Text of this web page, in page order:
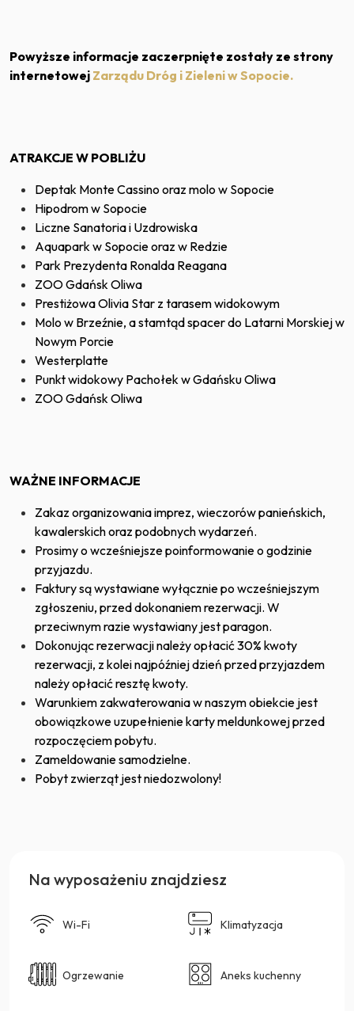
Powyższe informacje zaczerpnięte zostały ze strony
internetowej Zarządu Dróg i Zieleni w Sopocie.
ATRAKCJE W POBLIŻU
Deptak Monte Cassino oraz molo w Sopocie
Hipodrom w Sopocie
Liczne Sanatoria i Uzdrowiska
Aquapark w Sopocie oraz w Redzie
Park Prezydenta Ronalda Reagana
ZOO Gdańsk Oliwa
Prestiżowa Olivia Star z tarasem widokowym
Molo w Brzeźnie, a stamtąd spacer do Latarni Morskiej w
Nowym Porcie
Westerplatte
Punkt widokowy Pachołek w Gdańsku Oliwa
ZOO Gdańsk Oliwa
WAŻNE INFORMACJE
Zakaz organizowania imprez, wieczorów panieńskich,
kawalerskich oraz podobnych wydarzeń.
Prosimy o wcześniejsze poinformowanie o godzinie
przyjazdu.
Faktury są wystawiane wyłącznie po wcześniejszym
zgłoszeniu, przed dokonaniem rezerwacji. W
przeciwnym razie wystawiany jest paragon.
Dokonując rezerwacji należy opłacić 30% kwoty
rezerwacji, z kolei najpóźniej dzień przed przyjazdem
należy opłacić resztę kwoty.
Warunkiem zakwaterowania w naszym obiekcie jest
obowiązkowe uzupełnienie karty meldunkowej przed
rozpoczęciem pobytu.
Zameldowanie samodzielne.
Pobyt zwierząt jest niedozwolony!
Na wyposażeniu znajdziesz
Wi-Fi Klimatyzacja
Ogrzewanie Aneks kuchenny